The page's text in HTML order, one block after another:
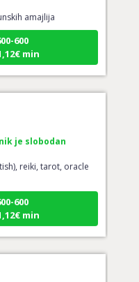
amajlija
600
min
reiki, tarot, oracle
600
min